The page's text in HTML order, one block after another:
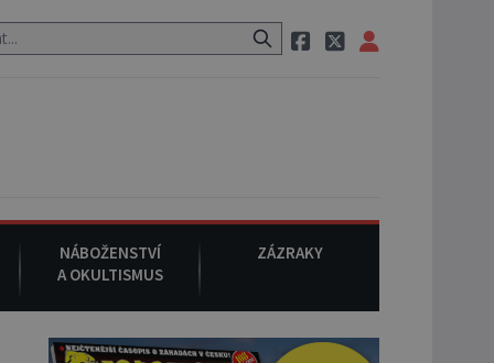
původu. 7. srpna 1994: Na americké městečko
NÁBOŽENSTVÍ
A OKULTISMUS
ZÁZRAKY